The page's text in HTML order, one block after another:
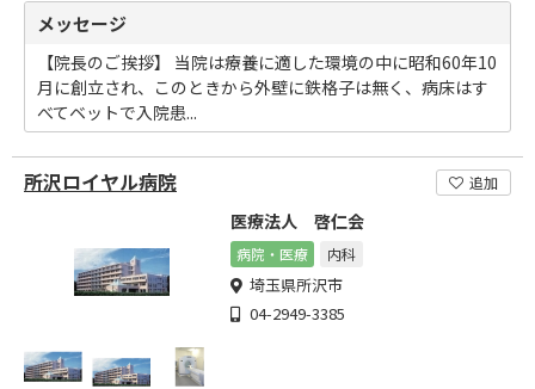
メッセージ
【院長のご挨拶】 当院は療養に適した環境の中に昭和60年10
月に創立され、このときから外壁に鉄格子は無く、病床はす
べてベットで入院患...
所沢ロイヤル病院 追加
医療法人 啓仁会
病院・医療 内科
埼玉県所沢市
04-2949-3385